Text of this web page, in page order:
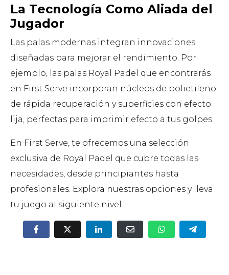
La Tecnología Como Aliada del
Jugador
Las palas modernas integran innovaciones
diseñadas para mejorar el rendimiento. Por
ejemplo, las palas Royal Padel que encontrarás
en First Serve incorporan núcleos de polietileno
de rápida recuperación y superficies con efecto
lija, perfectas para imprimir efecto a tus golpes.
En First Serve, te ofrecemos una selección
exclusiva de Royal Padel que cubre todas las
necesidades, desde principiantes hasta
profesionales. Explora nuestras opciones y lleva
tu juego al siguiente nivel.